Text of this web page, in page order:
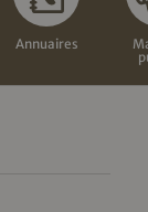
Annuaires